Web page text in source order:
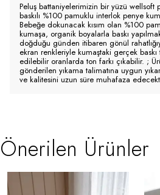
Peluş battaniyelerimizin bir yüzü wellsoft
baskılı %100 pamuklu interlok penye
Bebeğe dokunacak kısım olan %100
kumaşa, organik boyalarla baskı
doğduğu günden itibaren gönül
ekran renkleriyle kumaştaki gerçek baskı
edilebilir oranlarda ton farkı çıkabilir. ;
gönderilen yıkama talimatına uygun
ve kalitesini uzun süre muhafaza
Önerilen Ürünler